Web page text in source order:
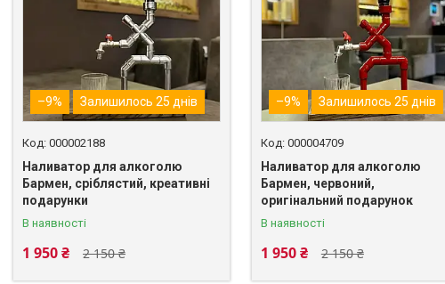
–9% Залишилось 25 днів
000002188
Наливатор для алкоголю
Бармен, сріблястий, креативні
подарунки
В наявності
2 150 ₴
1 950 ₴
–9% Залишилось 25 днів
000004709
Наливатор для алкоголю
Бармен, червоний,
оригінальний подарунок
В наявності
2 150 ₴
1 950 ₴